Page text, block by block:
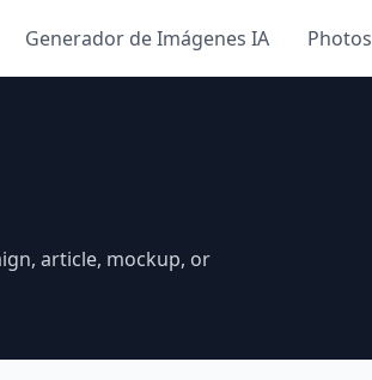
Generador de Imágenes IA Photos
article, mockup, or